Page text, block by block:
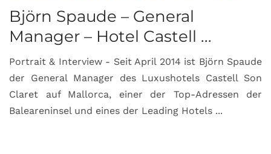
Björn Spaude – General
Manager – Hotel Castell ...
Portrait & Interview - Seit April 2014 ist Björn Spaude
der General Manager des Luxushotels Castell Son
Claret auf Mallorca, einer der Top-Adressen der
Baleareninsel und eines der Leading Hotels ...